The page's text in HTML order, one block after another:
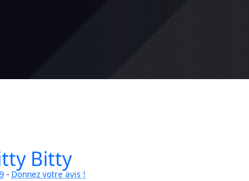
Bitty
- Donnez votre avis !